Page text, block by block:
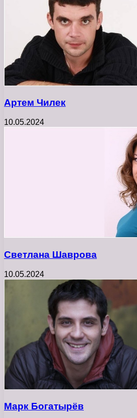
Артем Чилек
10.05.2024
Светлана Шаврова
10.05.2024
Марк Богатырёв